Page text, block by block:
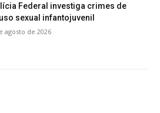
Federal investiga crimes de
sexual infantojuvenil
agosto de 2026